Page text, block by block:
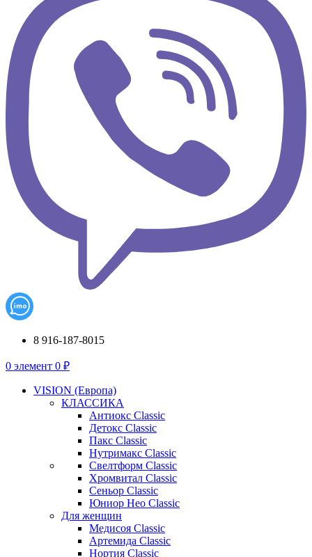
8 916-187-8015
0 элемент 0 ₽
VISION (Европа)
КЛАССИКА
Антиокс Classic
Детокс Classic
Пакс Classic
Нутримакс Classic
Свелтформ Classic
Хромвитал Classic
Сеньор Classic
Юниор Нео Classic
Для женщин
Медисоя Classic
Артемида Classic
Нортия Classic